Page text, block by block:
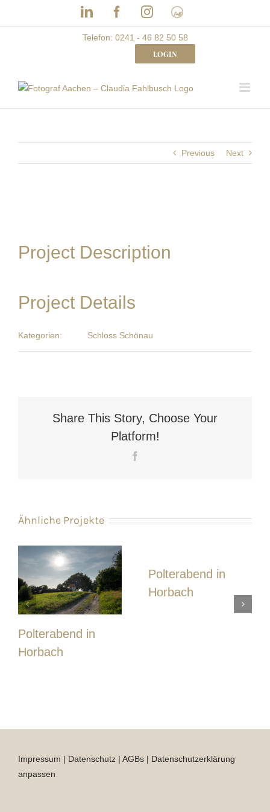
LinkedInFacebookInstagram
Frau
mit
Bizz
Telefon: 0241 - 46 82 50 58
LOGIN
Previous Next
Project Description
Project Details
Kategorien: Schloss Schönau
Share This Story, Choose Your
Platform!
Ähnliche Projekte
Polterabend in
Horbach
Polterabend in
Horbach
Impressum | Datenschutz | AGBs | Datenschutzerklärung
anpassen